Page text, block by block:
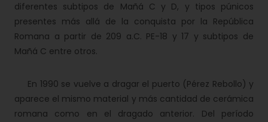
diferentes subtipos de Mañá C y D, y tipos púnicos
presentes más allá de la conquista por la República
Romana a partir de 209 a.C. PE-18 y 17 y subtipos de
Mañá C entre otros.
En 1990 se vuelve a dragar el puerto (Pérez Rebollo) y
aparece el mismo material y más cantidad de cerámica
romana como en el dragado anterior. Del período